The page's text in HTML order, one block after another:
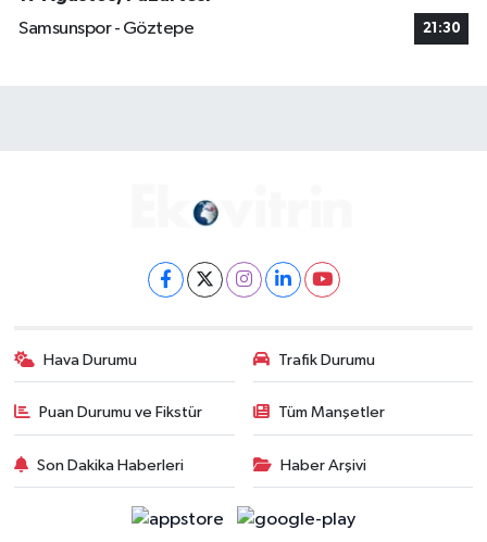
Samsunspor - Göztepe
21:30
Hava Durumu Trafik Durumu
Puan Durumu ve Fikstür Tüm Manşetler
Son Dakika Haberleri Haber Arşivi